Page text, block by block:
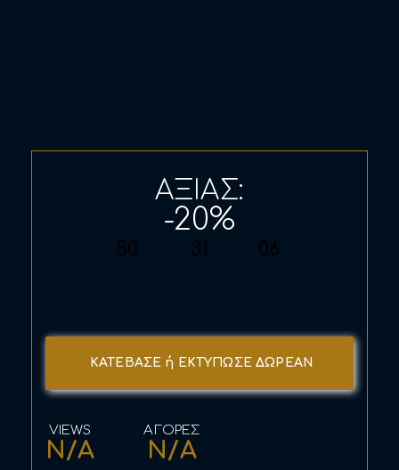
ΑΞΙΑΣ:
-20%
50 31 06
ΚΑΤΕΒΑΣΕ ή ΕΚΤΥΠΩΣΕ ΔΩΡΕΑΝ
N/A N/A